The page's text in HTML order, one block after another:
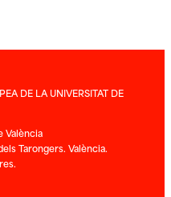
DE LA UNIVERSITAT DE
València
Tarongers. València.